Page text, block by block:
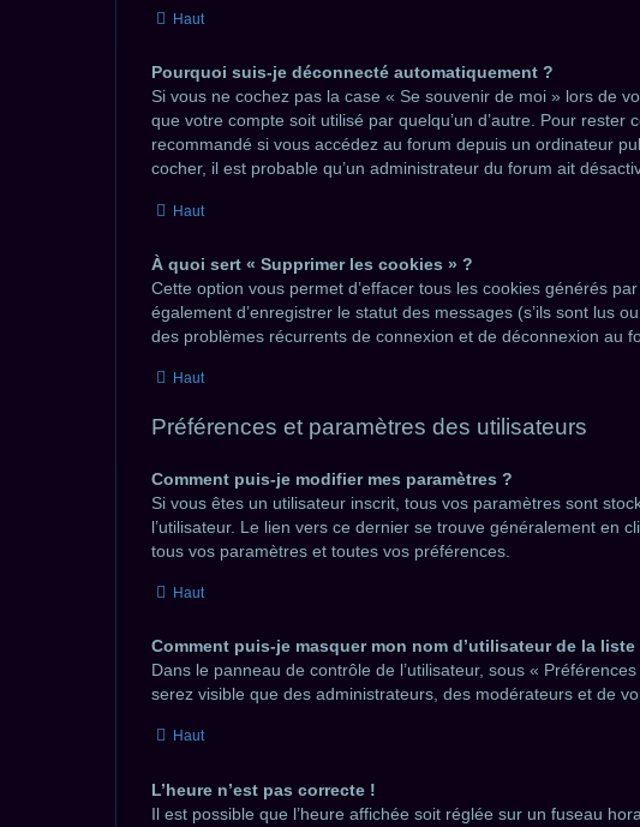
Haut
Pourquoi suis-je déconnecté automatiquement ?
Si vous ne cochez pas la case « Se souvenir de moi » lors de
que votre compte soit utilisé par quelqu’un d’autre. Pour
recommandé si vous accédez au forum depuis un ordinateur
cocher, il est probable qu’un administrateur du forum ait
Haut
À quoi sert « Supprimer les cookies » ?
Cette option vous permet d’effacer tous les cookies générés
également d’enregistrer le statut des messages (s’ils sont lus
des problèmes récurrents de connexion et de déconnexion au
Haut
Préférences et paramètres des utilisateurs
Comment puis-je modifier mes paramètres ?
Si vous êtes un utilisateur inscrit, tous vos paramètres sont
l’utilisateur. Le lien vers ce dernier se trouve généralement en
tous vos paramètres et toutes vos préférences.
Haut
Comment puis-je masquer mon nom d’utilisateur de la
Dans le panneau de contrôle de l’utilisateur, sous «
serez visible que des administrateurs, des modérateurs et de
Haut
L’heure n’est pas correcte !
Il est possible que l’heure affichée soit réglée sur un fuseau